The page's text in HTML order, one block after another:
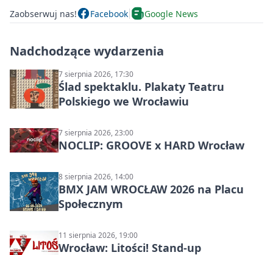
Zaobserwuj nas! Facebook Google News
Nadchodzące wydarzenia
7 sierpnia 2026, 17:30
Ślad spektaklu. Plakaty Teatru
Polskiego we Wrocławiu
7 sierpnia 2026, 23:00
NOCLIP: GROOVE x HARD Wrocław
8 sierpnia 2026, 14:00
BMX JAM WROCŁAW 2026 na Placu
Społecznym
11 sierpnia 2026, 19:00
Wrocław: Litości! Stand-up